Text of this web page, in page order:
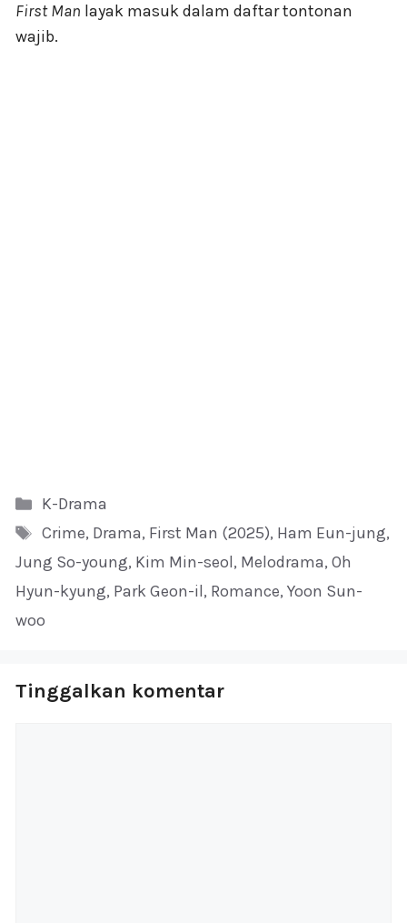
First Man layak masuk dalam daftar tontonan
wajib.
Kategori
K-Drama
Tag
Crime, Drama, First Man (2025), Ham Eun-jung,
Jung So-young, Kim Min-seol, Melodrama, Oh
Hyun-kyung, Park Geon-il, Romance, Yoon Sun-
woo
Tinggalkan komentar